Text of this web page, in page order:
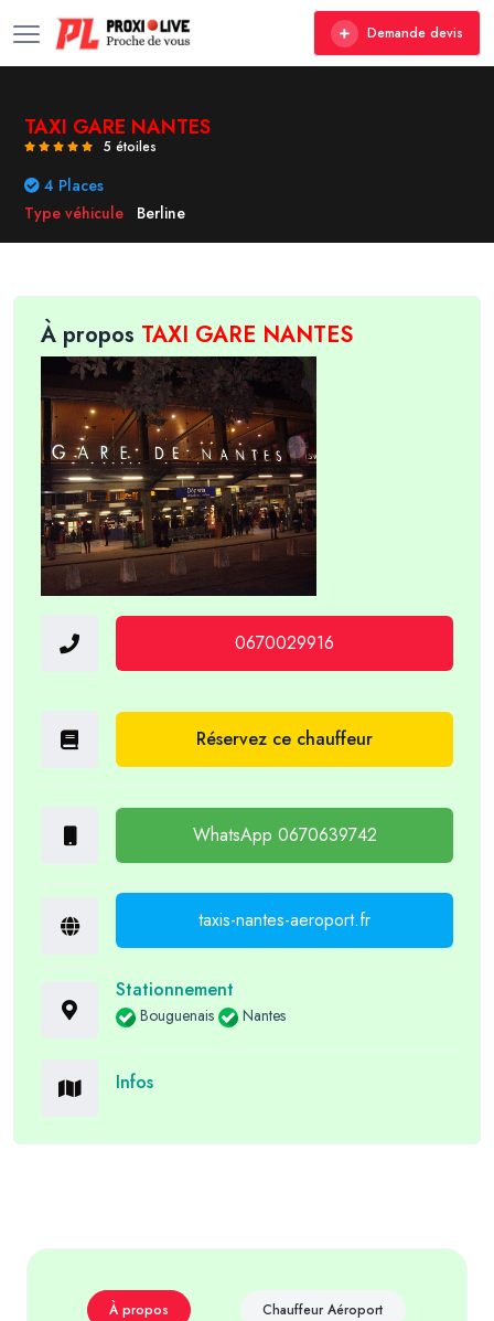
Demande devis
TAXI GARE NANTES
5 étoiles
4 Places
Type véhicule
Berline
À propos TAXI GARE NANTES
0670029916
Réservez ce chauffeur
WhatsApp 0670639742
taxis-nantes-aeroport.fr
Stationnement
Bouguenais Nantes
Infos
À propos Chauffeur Aéroport